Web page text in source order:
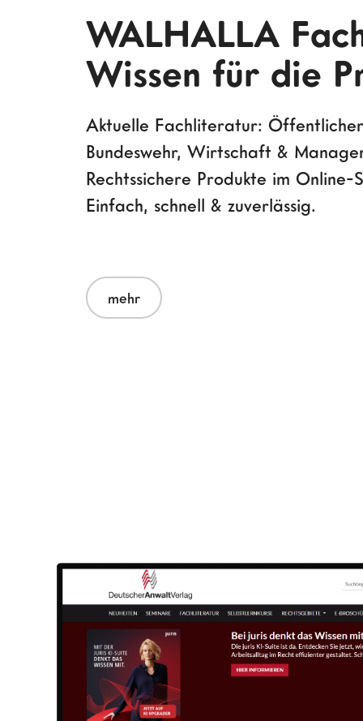
WALHALLA
Wissen für die
Aktuelle Fachliteratur: Öffentlicher
Bundeswehr, Wirtschaft &
Rechtssichere Produkte im Online-
Einfach, schnell & zuverlässig.
mehr